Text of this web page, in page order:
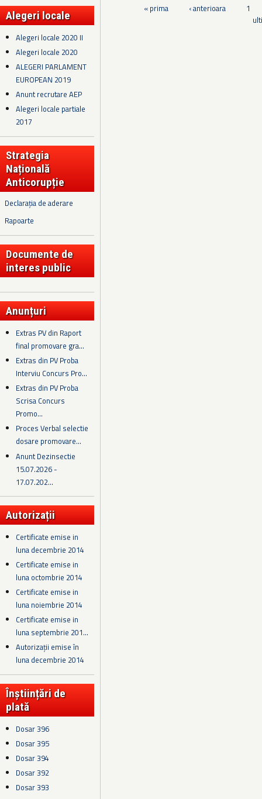
Alegeri locale
Alegeri locale 2020 II
Alegeri locale 2020
ALEGERI PARLAMENT
EUROPEAN 2019
Anunt recrutare AEP
Alegeri locale partiale
2017
Strategia
Națională
Anticorupție
Declarația de aderare
Rapoarte
Documente de
interes public
Anunțuri
Extras PV din Raport
final promovare gra...
Extras din PV Proba
Interviu Concurs Pro...
Extras din PV Proba
Scrisa Concurs
Promo...
Proces Verbal selectie
dosare promovare...
Anunt Dezinsectie
15.07.2026 -
17.07.202...
Autorizații
Certificate emise in
luna decembrie 2014
Certificate emise in
luna octombrie 2014
Certificate emise in
luna noiembrie 2014
Certificate emise in
luna septembrie 201...
Autorizații emise în
luna decembrie 2014
Înștiințări de
plată
Dosar 396
Dosar 395
Dosar 394
Dosar 392
Dosar 393
Pagini« prima ‹ anterioara
1